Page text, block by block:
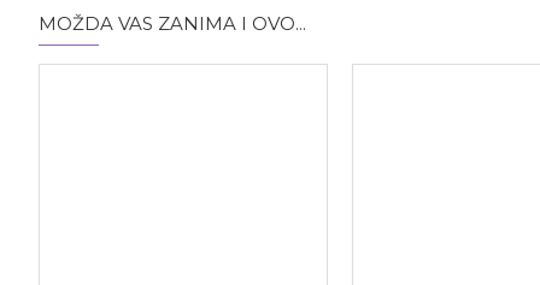
MOŽDA VAS ZANIMA I OVO...